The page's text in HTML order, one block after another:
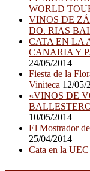
WORLD
VINOS DE
DO. RIAS
CATA EN LA
CANARIA Y
24/05/2014
Fiesta de la
Viniteca 12/05/
«VINOS DE
10/05/2014
El Mostrador
25/04/2014
Cata en la